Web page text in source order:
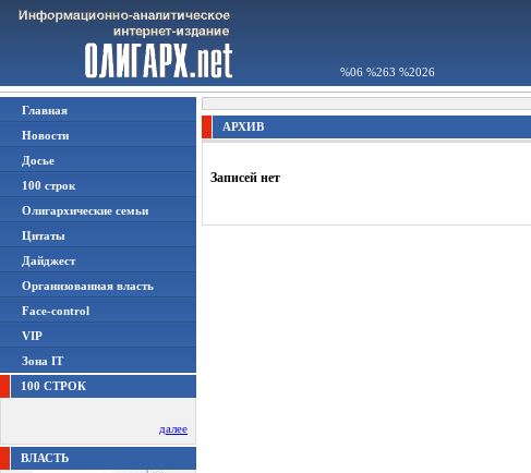
%06 %263 %2026
Главная
Новости
Досье
100 строк
Олигархические семьи
Цитаты
Дайджест
Организованная власть
Face-control
VIP
Зона IT
100 СТРОК
далее
ВЛАСТЬ
АРХИВ
Записей нет